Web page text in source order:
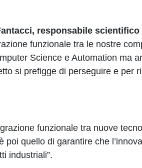
responsabile
funzionale tra le nostre
Science e Automation ma
si prefigge di perseguire e per
funzionale tra nuove
quello di garantire che
industriali”.